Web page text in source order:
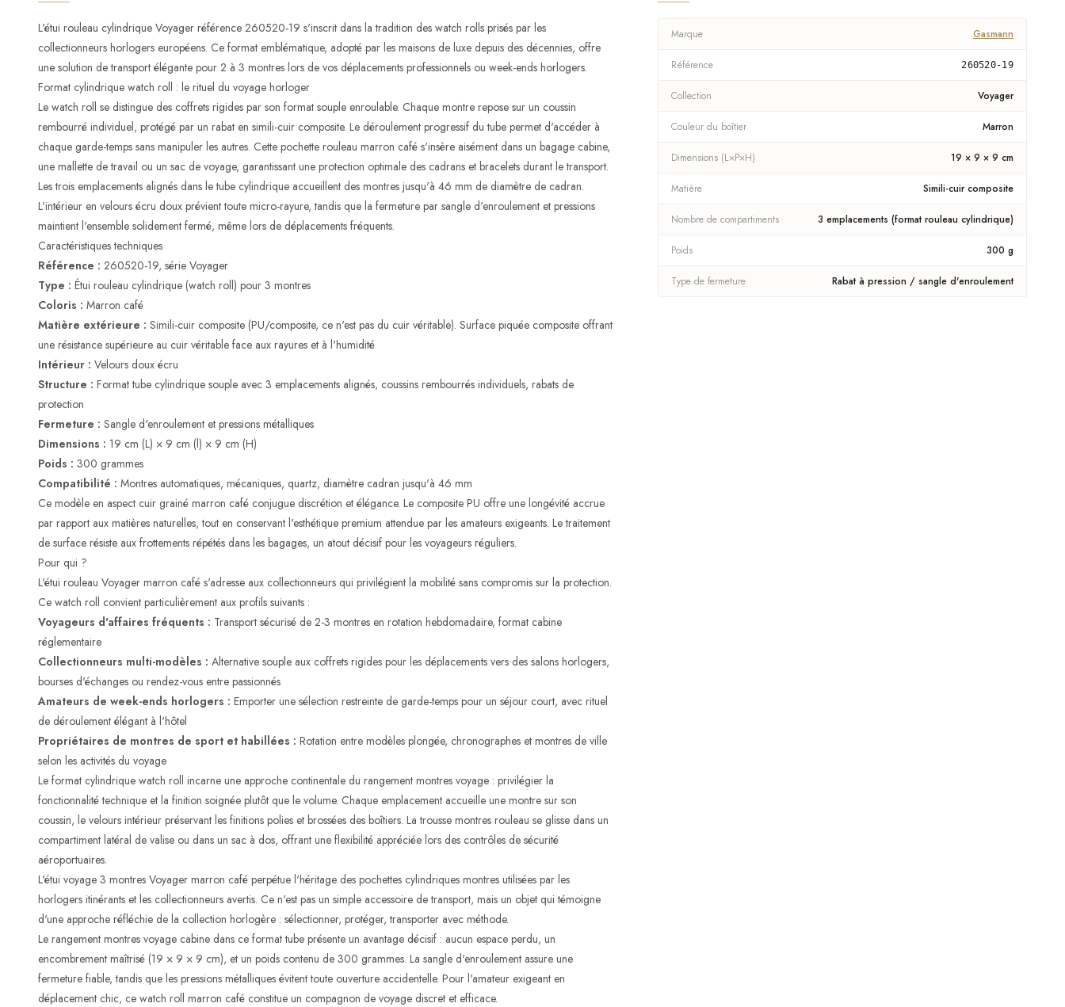
L'étui rouleau cylindrique Voyager référence 260520-19 s'inscrit dans la tradition des watch rolls prisés par les
collectionneurs horlogers européens. Ce format emblématique, adopté par les maisons de luxe depuis des décennies, offre
une solution de transport élégante pour 2 à 3 montres lors de vos déplacements professionnels ou week-ends horlogers.
Format cylindrique watch roll : le rituel du voyage horloger
Le watch roll se distingue des coffrets rigides par son format souple enroulable. Chaque montre repose sur un coussin
rembourré individuel, protégé par un rabat en simili-cuir composite. Le déroulement progressif du tube permet d'accéder à
chaque garde-temps sans manipuler les autres. Cette pochette rouleau marron café s'insère aisément dans un bagage cabine,
une mallette de travail ou un sac de voyage, garantissant une protection optimale des cadrans et bracelets durant le transport.
Les trois emplacements alignés dans le tube cylindrique accueillent des montres jusqu'à 46 mm de diamètre de cadran.
L'intérieur en velours écru doux prévient toute micro-rayure, tandis que la fermeture par sangle d'enroulement et pressions
maintient l'ensemble solidement fermé, même lors de déplacements fréquents.
Caractéristiques techniques
Référence : 260520-19, série Voyager
Type : Étui rouleau cylindrique (watch roll) pour 3 montres
Coloris : Marron café
Matière extérieure : Simili-cuir composite (PU/composite, ce n'est pas du cuir véritable). Surface piquée composite offrant
une résistance supérieure au cuir véritable face aux rayures et à l'humidité
Intérieur : Velours doux écru
Structure : Format tube cylindrique souple avec 3 emplacements alignés, coussins rembourrés individuels, rabats de
protection
Fermeture : Sangle d'enroulement et pressions métalliques
Dimensions : 19 cm (L) × 9 cm (l) × 9 cm (H)
Poids : 300 grammes
Compatibilité : Montres automatiques, mécaniques, quartz, diamètre cadran jusqu'à 46 mm
Ce modèle en aspect cuir grainé marron café conjugue discrétion et élégance. Le composite PU offre une longévité accrue
par rapport aux matières naturelles, tout en conservant l'esthétique premium attendue par les amateurs exigeants. Le traitement
de surface résiste aux frottements répétés dans les bagages, un atout décisif pour les voyageurs réguliers.
Pour qui ?
L'étui rouleau Voyager marron café s'adresse aux collectionneurs qui privilégient la mobilité sans compromis sur la protection.
Ce watch roll convient particulièrement aux profils suivants :
Voyageurs d'affaires fréquents : Transport sécurisé de 2-3 montres en rotation hebdomadaire, format cabine
réglementaire
Collectionneurs multi-modèles : Alternative souple aux coffrets rigides pour les déplacements vers des salons horlogers,
bourses d'échanges ou rendez-vous entre passionnés
Amateurs de week-ends horlogers : Emporter une sélection restreinte de garde-temps pour un séjour court, avec rituel
de déroulement élégant à l'hôtel
Propriétaires de montres de sport et habillées : Rotation entre modèles plongée, chronographes et montres de ville
selon les activités du voyage
Le format cylindrique watch roll incarne une approche continentale du rangement montres voyage : privilégier la
fonctionnalité technique et la finition soignée plutôt que le volume. Chaque emplacement accueille une montre sur son
coussin, le velours intérieur préservant les finitions polies et brossées des boîtiers. La trousse montres rouleau se glisse dans un
compartiment latéral de valise ou dans un sac à dos, offrant une flexibilité appréciée lors des contrôles de sécurité
aéroportuaires.
L'étui voyage 3 montres Voyager marron café perpétue l'héritage des pochettes cylindriques montres utilisées par les
horlogers itinérants et les collectionneurs avertis. Ce n'est pas un simple accessoire de transport, mais un objet qui témoigne
d'une approche réfléchie de la collection horlogère : sélectionner, protéger, transporter avec méthode.
Le rangement montres voyage cabine dans ce format tube présente un avantage décisif : aucun espace perdu, un
encombrement maîtrisé (19 × 9 × 9 cm), et un poids contenu de 300 grammes. La sangle d'enroulement assure une
fermeture fiable, tandis que les pressions métalliques évitent toute ouverture accidentelle. Pour l'amateur exigeant en
déplacement chic, ce watch roll marron café constitue un compagnon de voyage discret et efficace.
Marque Gasmann
Référence 260520-19
Collection Voyager
Couleur du boîtier Marron
Dimensions (L×P×H) 19 × 9 × 9 cm
Matière Simili-cuir composite
Nombre de compartiments 3 emplacements (format rouleau cylindrique)
Poids 300 g
Type de fermeture Rabat à pression / sangle d'enroulement